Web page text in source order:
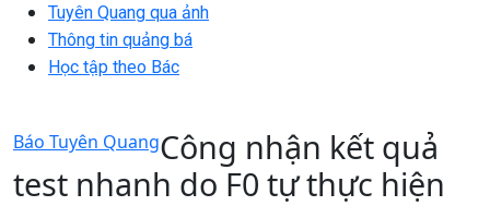
Tuyên Quang qua ảnh
Thông tin quảng bá
Học tập theo Bác
Báo Tuyên QuangCông nhận kết quả
test nhanh do F0 tự thực hiện